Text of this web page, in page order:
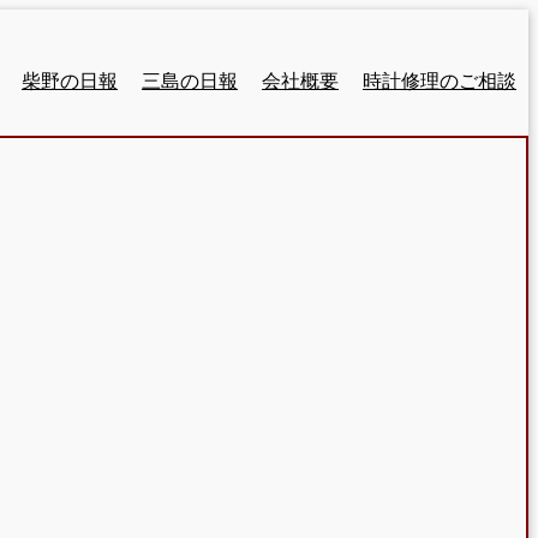
柴野の日報 三島の日報 会社概要 時計修理のご相談